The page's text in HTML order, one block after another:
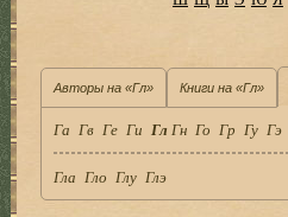
Авторы на «Гл» Книги на «Гл»
Га Гв Ге Ги ГлГн Го Гр Гу Гэ
Гла Гло Глу Глэ